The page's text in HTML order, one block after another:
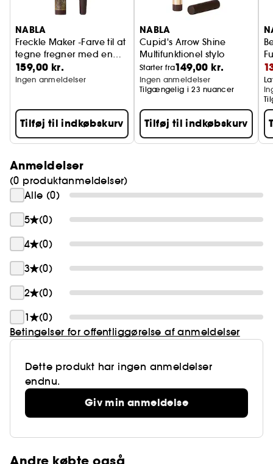
på farten. Selv når den påføres flere gange,
lægger den sig ikke i lag eller gør makeuppen
tykkere.
Close-up Blotting Pressed Powder: Se effekten,
ikke produktet.
Ny generation mat: matterende med en naturlig,
Uigennemtrængelig og fløjlsblød konsistens:
velegnet til alle hudtyper, selv den tørreste.
Universal gennemskinnelig nuance til alle
Gør huden mat og forlænger makeuppens
levetid.
Perfekt til retouchering på farten takket være
spejlet og Blurring Powder Puff med ergonomisk
NABLA
Freckle Maker -Farve til at
tegne fregner med en
realistisk effekt
159,00 kr.
Ingen anmeldelser
Tilføj til indkøbskurv
NABLA
Cupid's Arrow Shine
Multifunktionel stylo
Starter fra149,00 kr.
Ingen anmeldelser
Tilgængelig i 23 nuancer
Tilføj til indkøbskurv
Anmeldelser
(0 produktanmeldelser)
Alle (0)
5
(0)
4
(0)
3
(0)
2
(0)
1
(0)
Betingelser for offentliggørelse af anmeldelser
Dette produkt har ingen anmeldelser
endnu.
Giv min anmeldelse